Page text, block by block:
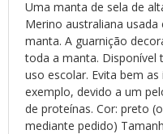
Uma manta de sela de
Merino australiana
manta. A guarnição
toda a manta. Disponível
uso escolar. Evita bem
exemplo, devido a um
de proteínas. Cor: preto
mediante pedido)